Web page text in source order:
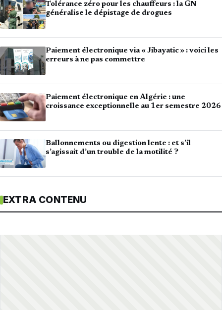
Tolérance zéro pour les chauffeurs : la GN
généralise le dépistage de drogues
Paiement électronique via « Jibayatic » : voici les
erreurs à ne pas commettre
Paiement électronique en Algérie : une
croissance exceptionnelle au 1er semestre 2026
Ballonnements ou digestion lente : et s’il
s’agissait d’un trouble de la motilité ?
EXTRA CONTENU